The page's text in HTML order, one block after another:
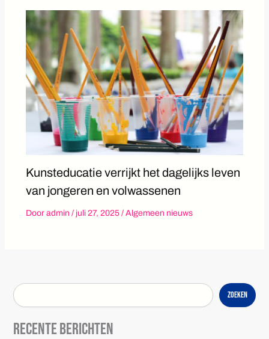
Kunsteducatie verrijkt het dagelijks leven
van jongeren en volwassenen
Door admin / juli 27, 2025 / Algemeen nieuws
Zoeken
Recente berichten